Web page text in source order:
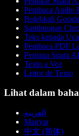
Pembaca Audio
Bolehkah
Sambungan
Teks kepada
Pembaca PDF
Penjana Suara AI
Texto a Voz
Leitor de Texto
Lihat dalam
العربية
Magyar
中文 (简体)